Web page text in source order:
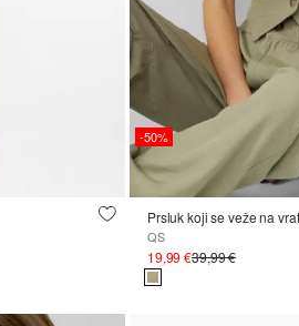
-50%
Prsluk koji se veže na
QS
19,99 €39,99 €